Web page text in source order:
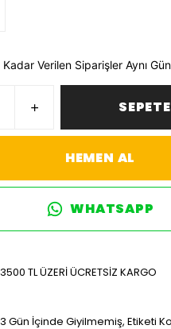
Verilen Siparişler Aynı
HEMEN AL
WHATSAPP
3500 TL ÜZERİ ÜCRETSİZ KARGO
3 Gün İçinde Giyilmemiş, Etiketi